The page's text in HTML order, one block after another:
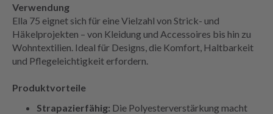
Verwendung
Ella 75 eignet sich für eine Vielzahl von Strick- und
Häkelprojekten – von Kleidung und Accessoires bis hin zu
Wohntextilien. Ideal für Designs, die Komfort, Haltbarkeit
und Pflegeleichtigkeit erfordern.
Produktvorteile
Strapazierfähig: Die Polyesterverstärkung macht